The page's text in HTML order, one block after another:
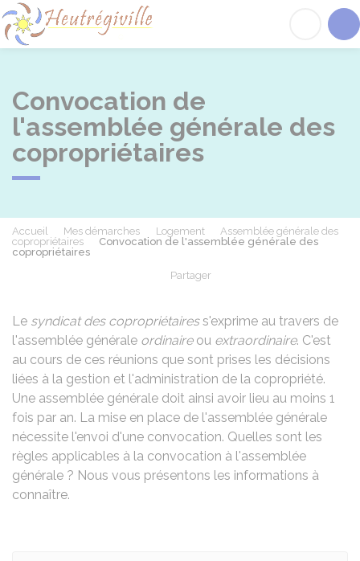
Convocation de
l'assemblée générale des
copropriétaires
Accueil Mes démarches Logement
Assemblée générale des
copropriétaires
Convocation de l'assemblée générale des
copropriétaires
Partager
Le syndicat des copropriétairess'exprime au travers de
l'assemblée générale ordinaire ou extraordinaire. C'est
au cours de ces réunions que sont prises les décisions
liées à la gestion et l'administration de la copropriété.
Une assemblée générale doit ainsi avoir lieu au moins 1
fois par an. La mise en place de l'assemblée générale
nécessite l'envoi d'une convocation. Quelles sont les
règles applicables à la convocation à l'assemblée
générale ? Nous vous présentons les informations à
connaître.